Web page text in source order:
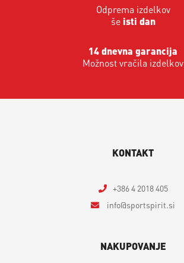
Odprema izdelkov
še isti dan
14 dnevna garancija
Možnost vračila izdelkov
KONTAKT
+386 4 2018 405
info
sportspirit.si
NAKUPOVANJE